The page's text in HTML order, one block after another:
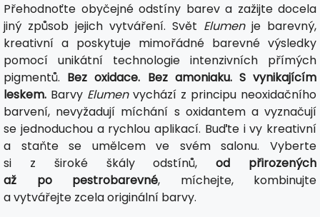
Přehodnoťte obyčejné odstíny barev a zažijte docela
jiný způsob jejich vytváření. Svět Elumenje barevný,
kreativní a poskytuje mimořádné barevné výsledky
pomocí unikátní technologie intenzivních přímých
pigmentů. Bez oxidace. Bez amoniaku. S vynikajícím
leskem. Barvy Elumenvychází z principu neoxidačního
barvení, nevyžadují míchání s oxidantem a vyznačují
se jednoduchou a rychlou aplikací. Buďte i vy kreativní
a staňte se umělcem ve svém salonu. Vyberte
si z široké škály odstínů,od přirozených
až po pestrobarevné, míchejte, kombinujte
a vytvářejte zcela originální barvy.